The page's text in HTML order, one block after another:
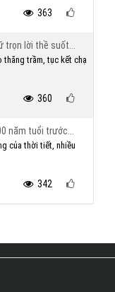
363
trọn lời thề suốt...
thăng trầm, tục kết chạ
360
năm tuổi trước...
của thời tiết, nhiều
342